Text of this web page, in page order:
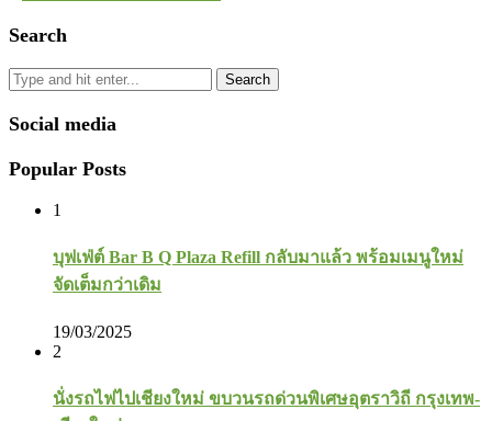
Search
Search
Social media
Popular Posts
1
บุฟเฟ่ต์ Bar B Q Plaza Refill กลับมาแล้ว พร้อมเมนูใหม่
จัดเต็มกว่าเดิม
19/03/2025
2
นั่งรถไฟไปเชียงใหม่ ขบวนรถด่วนพิเศษอุตราวิถี กรุงเทพ-